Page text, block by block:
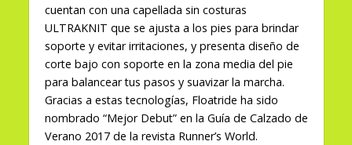
cuentan con una capellada sin costuras
ULTRAKNIT que se ajusta a los pies para brindar
soporte y evitar irritaciones, y presenta diseño de
corte bajo con soporte en la zona media del pie
para balancear tus pasos y suavizar la marcha.
Gracias a estas tecnologías, Floatride ha sido
nombrado “Mejor Debut” en la Guía de Calzado de
Verano 2017 de la revista Runner’s World.